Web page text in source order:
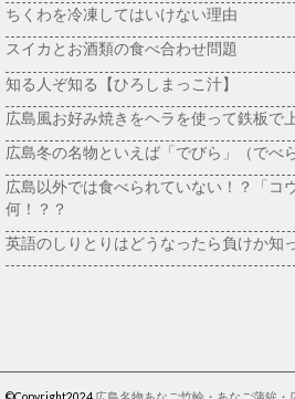
ちくわを冷凍してはいけない理由
スイカとお酒類の食べ合わせ問題
知る人ぞ知る【ひろしまっこ汁】
広島風お好み焼きをヘラを使って鉄板で
広島冬の名物といえば「でびら」（でべら
広島以外では食べられていない！？「コ
何！？？
英語のしりとりはどうなったら負けか知